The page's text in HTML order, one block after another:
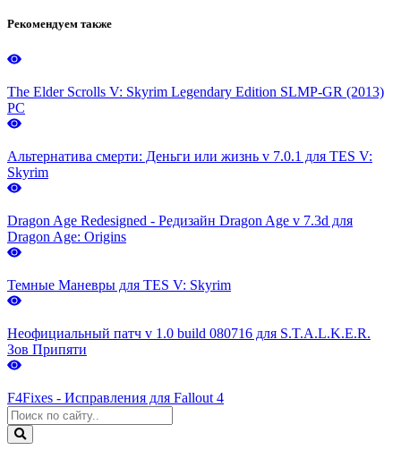
Рекомендуем также
The Elder Scrolls V: Skyrim Legendary Edition SLMP-GR (2013)
PC
Альтернатива смерти: Деньги или жизнь v 7.0.1 для TES V:
Skyrim
Dragon Age Redesigned - Редизайн Dragon Age v 7.3d для
Dragon Age: Origins
Темные Маневры для TES V: Skyrim
Неофициальный патч v 1.0 build 080716 для S.T.A.L.K.E.R.
Зов Припяти
F4Fixes - Исправления для Fallout 4